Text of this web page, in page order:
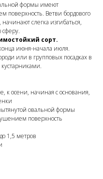
формы имеют
Ветви бордового
слегка изгибаться,
сорт.
конца июня-начала июля.
или в групповых посадках в
к осени, начиная с основания,
овальной формы
поверхность
1,5 метров